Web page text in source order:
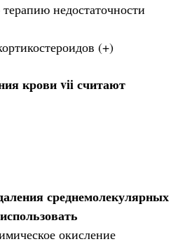
недостаточности
(+)
крови vii считают
среднемолекулярных
окисление